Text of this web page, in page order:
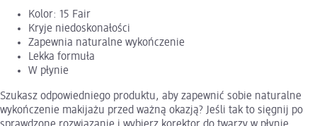
Kolor: 15 Fair
Kryje niedoskonałości
Zapewnia naturalne wykończenie
Lekka formuła
W płynie
Szukasz odpowiedniego produktu, aby zapewnić sobie naturalne
wykończenie makijażu przed ważną okazją? Jeśli tak to sięgnij po